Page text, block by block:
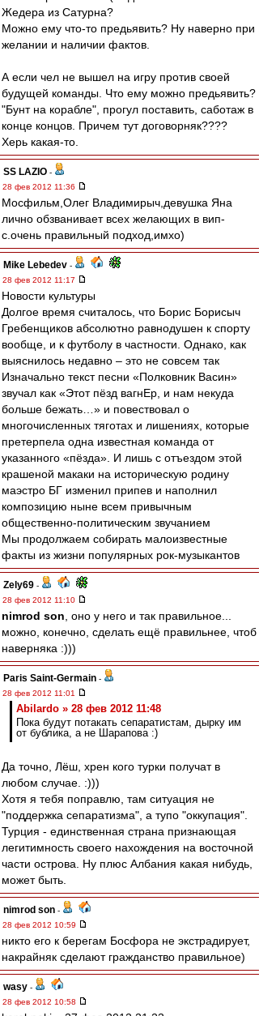
Жедера из Сатурна?
Можно ему что-то предьявить? Ну наверно при
желании и наличии фактов.
А если чел не вышел на игру против своей
будущей команды. Что ему можно предьявить?
"Бунт на корабле", прогул поставить, саботаж в
конце концов. Причем тут договорняк????
Херь какая-то.
SS LAZIO -
28 фев 2012 11:36
Мосфильм,Олег Владимирыч,девушка Яна
лично обзванивает всех желающих в вип-
с.очень правильный подход,имхо)
Mike Lebedev -
28 фев 2012 11:17
Новости культуры
Долгое время считалось, что Борис Борисыч
Гребенщиков абсолютно равнодушен к спорту
вообще, и к футболу в частности. Однако, как
выяснилось недавно – это не совсем так
Изначально текст песни «Полковник Васин»
звучал как «Этот пёзд вагнЕр, и нам некуда
больше бежать…» и повествовал о
многочисленных тяготах и лишениях, которые
претерпела одна известная команда от
указанного «пёзда». И лишь с отъездом этой
крашеной макаки на историческую родину
маэстро БГ изменил припев и наполнил
композицию ныне всем привычным
общественно-политическим звучанием
Мы продолжаем собирать малоизвестные
факты из жизни популярных рок-музыкантов
Zely69 -
28 фев 2012 11:10
nimrod son , оно у него и так правильное...
можно, конечно, сделать ещё правильнее, чтоб
наверняка :)))
Paris Saint-Germain -
28 фев 2012 11:01
Abilardo » 28 фев 2012 11:48
Пока будут потакать сепаратистам, дырку им
от бублика, а не Шарапова :)
Да точно, Лёш, хрен кого турки получат в
любом случае. :)))
Хотя я тебя поправлю, там ситуация не
"поддержка сепаратизма", а тупо "оккупация".
Турция - единственная страна признающая
легитимность своего нахождения на восточной
части острова. Ну плюс Албания какая нибудь,
может быть.
nimrod son -
28 фев 2012 10:59
никто его к берегам Босфора не экстрадирует,
накрайняк сделают гражданство правильное)
wasy -
28 фев 2012 10:58